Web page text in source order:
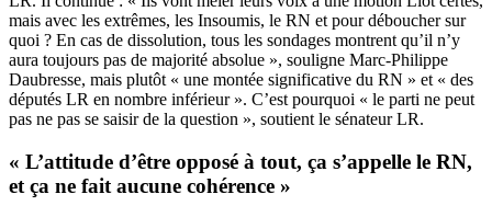
mais avec les extrêmes, les Insoumis, le RN et pour déboucher sur
quoi ? En cas de dissolution, tous les sondages montrent qu’il n’y
aura toujours pas de majorité absolue », souligne Marc-Philippe
Daubresse, mais plutôt « une montée significative du RN » et « des
députés LR en nombre inférieur ». C’est pourquoi « le parti ne peut
pas ne pas se saisir de la question », soutient le sénateur LR.
« L’attitude d’être opposé à tout, ça s’appelle le RN,
et ça ne fait aucune cohérence »